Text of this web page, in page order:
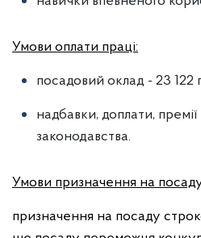
Умови оплати праці:
посадовий оклад - 23 122
надбавки, доплати, премії
законодавства.
Умови призначення на
призначення на посаду